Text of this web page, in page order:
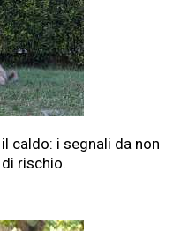
caldo: i segnali da non
rischio.